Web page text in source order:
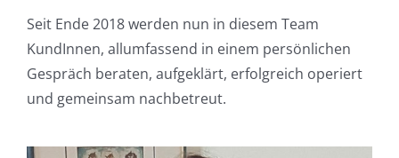
Seit Ende 2018 werden nun in diesem Team
KundInnen, allumfassend in einem persönlichen
Gespräch beraten, aufgeklärt, erfolgreich operiert
und gemeinsam nachbetreut.